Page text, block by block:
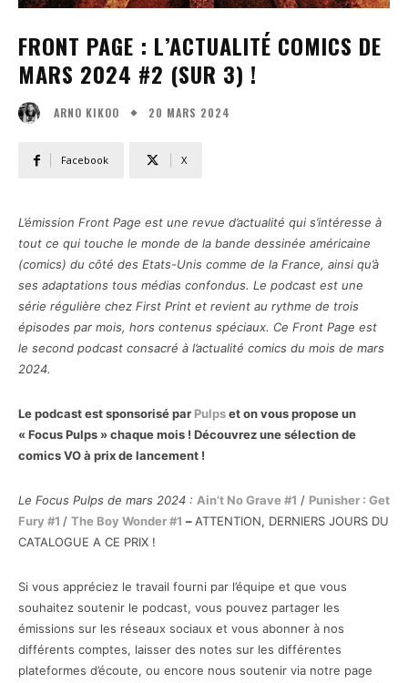
FRONT PAGE : L’ACTUALITÉ COMICS DE
MARS 2024 #2 (SUR 3) !
ARNO KIKOO 20 MARS 2024
Facebook X
L’émission Front Page est une revue d’actualité qui s’intéresse à
tout ce qui touche le monde de la bande dessinée américaine
(comics) du côté des Etats-Unis comme de la France, ainsi qu’à
ses adaptations tous médias confondus. Le podcast est une
série régulière chez First Print et revient au rythme de trois
épisodes par mois, hors contenus spéciaux. Ce Front Page est
le second podcast consacré à l’actualité comics du mois de mars
2024.
Le podcast est sponsorisé par Pulpset on vous propose un
« Focus Pulps » chaque mois ! Découvrez une sélection de
comics VO à prix de lancement !
Le Focus Pulps de mars 2024 : Ain’t No Grave #1 / Punisher : Get
Fury #1 / The Boy Wonder #1 –ATTENTION, DERNIERS JOURS DU
CATALOGUE A CE PRIX !
Si vous appréciez le travail fourni par l’équipe et que vous
souhaitez soutenir le podcast, vous pouvez partager les
émissions sur les réseaux sociaux et vous abonner à nos
différents comptes, laisser des notes sur les différentes
plateformes d’écoute, ou encore nous soutenir via notre page